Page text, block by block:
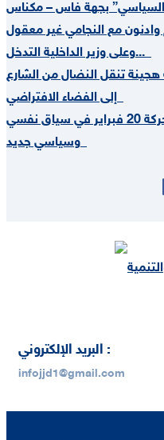
السياسي” بجهة فاس – مكناس
مع النجامي غير معقول
وعلى وزير الداخلية التدخل...
تنقل النضال من الشارع
إلى الفضاء الافتراضي
عادل الصغير: جيل زد امتداد لحركة 20 فبراير في سياق نفسي
وسياسي جديد
البريد الإلكتروني :
infojjd1@gmail.com